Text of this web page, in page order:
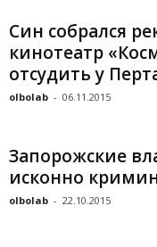
Син собрался
кинотеатр
отсудить у
olbolab - 06.11.2015
Запорожские
исконно
olbolab - 22.10.2015